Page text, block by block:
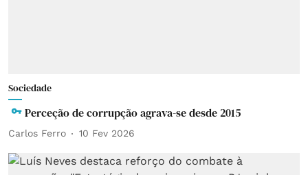
Sociedade
Perceção de corrupção agrava-se desde 2015
Carlos Ferro 10 Fev 2026